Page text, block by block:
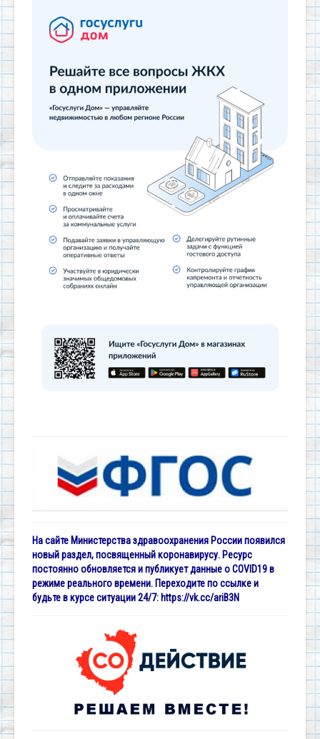
На сайте Министерства здравоохранения России появился
новый раздел, посвященный коронавирусу. Ресурс
постоянно обновляется и публикует данные о COVID19 в
режиме реального времени. Переходите по ссылке и
будьте в курсе ситуации 24/7: https://vk.cc/ariB3N